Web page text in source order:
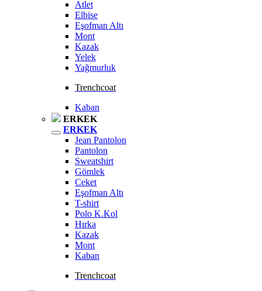
Atlet
Elbise
Eşofman Altı
Mont
Kazak
Yelek
Yağmurluk
Trenchcoat
Kaban
ERKEK
ERKEK
Jean Pantolon
Pantolon
Sweatshirt
Gömlek
Ceket
Eşofman Altı
T-shirt
Polo K.Kol
Hırka
Kazak
Mont
Kaban
Trenchcoat